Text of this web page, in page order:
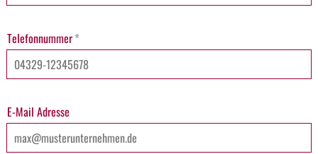
Telefonnummer*
E-Mail Adresse